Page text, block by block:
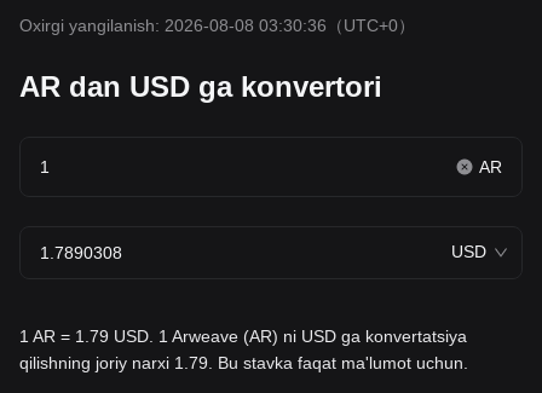
Oxirgi yangilanish: 2026-08-08 03:30:36 （UTC+0）
AR dan USD ga konvertori
AR
USD
1 AR = 1.79 USD. 1 Arweave (AR) ni USD ga konvertatsiya
qilishning joriy narxi 1.79. Bu stavka faqat ma'lumot uchun.